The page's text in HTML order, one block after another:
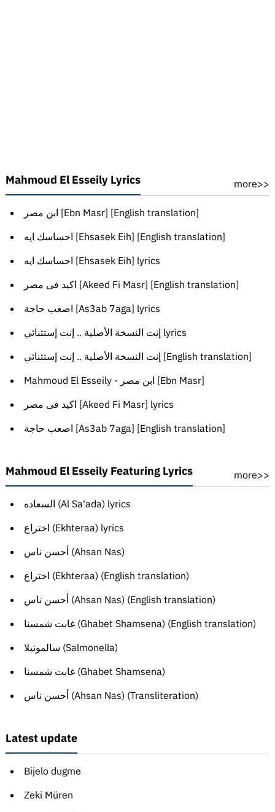
Mahmoud El Esseily Lyrics more>>
ابن مصر [Ebn Masr] [English translation]
احساسك ايه [Ehsasek Eih] [English translation]
احساسك ايه [Ehsasek Eih] lyrics
اكيد فى مصر [Akeed Fi Masr] [English translation]
اصعب حاجة [As3ab 7aga] lyrics
إنت النسخة الأصلية .. إنت إستثنائي lyrics
إنت النسخة الأصلية .. إنت إستثنائي [English translation]
Mahmoud El Esseily - ابن مصر [Ebn Masr]
اكيد فى مصر [Akeed Fi Masr] lyrics
اصعب حاجة [As3ab 7aga] [English translation]
Mahmoud El Esseily Featuring Lyrics more>>
السعاده (Al Sa'ada) lyrics
اختراع (Ekhteraa) lyrics
أحسن ناس (Ahsan Nas)
اختراع (Ekhteraa) (English translation)
أحسن ناس (Ahsan Nas) (English translation)
غابت شمسنا (Ghabet Shamsena) (English translation)
سالمونيلا (Salmonella)
غابت شمسنا (Ghabet Shamsena)
أحسن ناس (Ahsan Nas) (Transliteration)
Latest update
Bijelo dugme
Zeki Müren